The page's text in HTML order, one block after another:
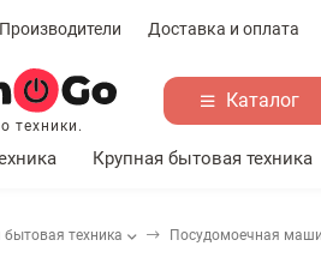
Производители Доставка и оплата
техники.
Каталог
Крупная бытовая техника
бытовая техника Посудомоечная